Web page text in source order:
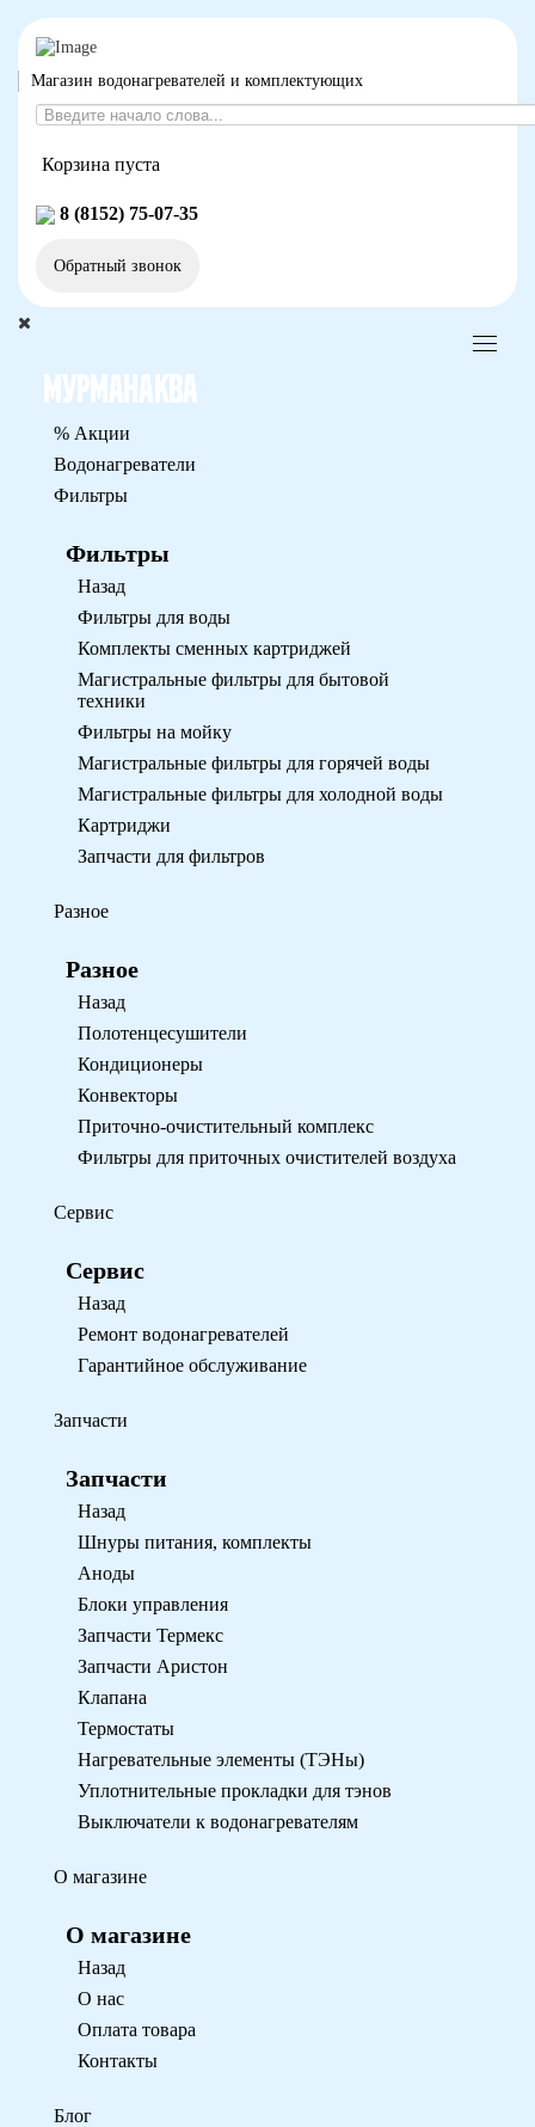
Магазин водонагревателей и комплектующих
Корзина пуста
8 (8152) 75-07-35
Обратный звонок
% Акции
Водонагреватели
Фильтры
Фильтры
Назад
Фильтры для воды
Комплекты сменных картриджей
Магистральные фильтры для бытовой
техники
Фильтры на мойку
Магистральные фильтры для горячей воды
Магистральные фильтры для холодной воды
Картриджи
Запчасти для фильтров
Разное
Разное
Назад
Полотенцесушители
Кондиционеры
Конвекторы
Приточно-очистительный комплекс
Фильтры для приточных очистителей воздуха
Сервис
Сервис
Назад
Ремонт водонагревателей
Гарантийное обслуживание
Запчасти
Запчасти
Назад
Шнуры питания, комплекты
Аноды
Блоки управления
Запчасти Термекс
Запчасти Аристон
Клапана
Термостаты
Нагревательные элементы (ТЭНы)
Уплотнительные прокладки для тэнов
Выключатели к водонагревателям
О магазине
О магазине
Назад
О нас
Оплата товара
Контакты
Блог